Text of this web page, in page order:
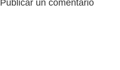
Publicar un comentario